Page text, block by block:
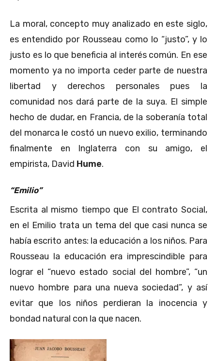
La moral, concepto muy analizado en este siglo,
es entendido por Rousseau como lo “justo”, y lo
justo es lo que beneficia al interés común. En ese
momento ya no importa ceder parte de nuestra
libertad y derechos personales pues la
comunidad nos dará parte de la suya. El simple
hecho de dudar, en Francia, de la soberanía total
del monarca le costó un nuevo exilio, terminando
finalmente en Inglaterra con su amigo, el
empirista, David Hume.
“Emilio”
Escrita al mismo tiempo que El contrato Social,
en el Emilio trata un tema del que casi nunca se
había escrito antes: la educación a los niños. Para
Rousseau la educación era imprescindible para
lograr el “nuevo estado social del hombre”, “un
nuevo hombre para una nueva sociedad”, y así
evitar que los niños perdieran la inocencia y
bondad natural con la que nacen.